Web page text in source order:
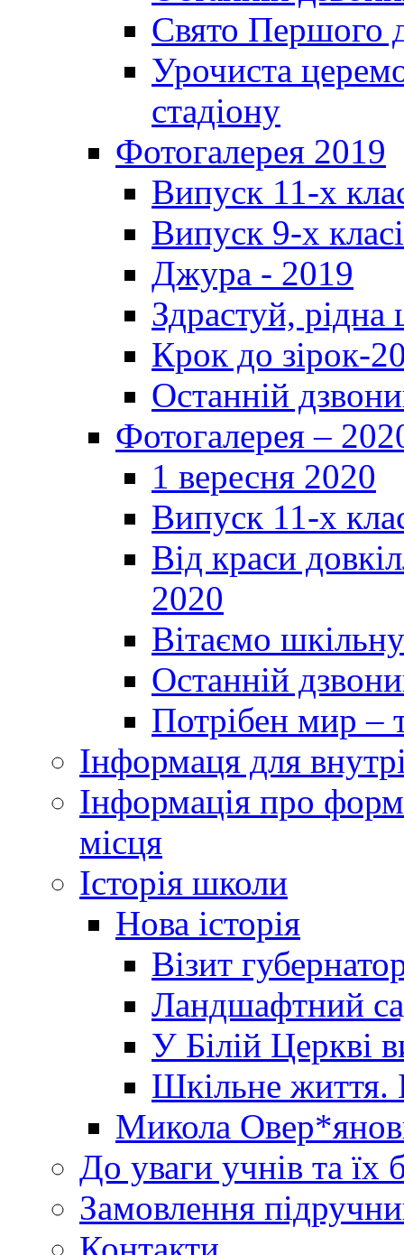
Свято Першого
Урочиста
стадіону
Фотогалерея 2019
Випуск 11-х
Випуск 9-х
Джура - 2019
Здрастуй,
Крок до зірок-
Останній
Фотогалерея –
1 вересня 2020
Випуск 11-х
Від краси
2020
Вітаємо
Останній
Потрібен мир –
Інформаця для
Інформація про
місця
Історія школи
Нова історія
Візит
Ландшафтний
У Білій Церкві
Шкільне життя.
Микола
До уваги учнів та їх
Замовлення